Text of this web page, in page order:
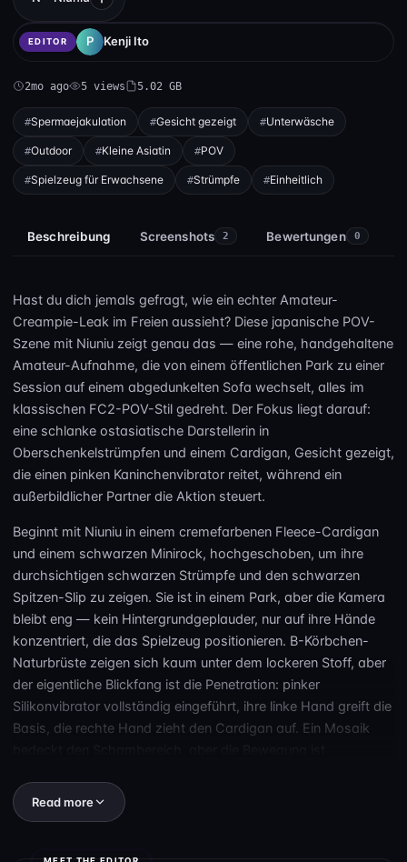
EDITOR Kenji Ito
2mo ago 5 views 5.02 GB
Spermaejakulation Gesicht gezeigt Unterwäsche
Outdoor Kleine Asiatin POV
Spielzeug für Erwachsene Strümpfe Einheitlich
Beschreibung Screenshots 2 Bewertungen 0
Hast du dich jemals gefragt, wie ein echter Amateur-
Creampie-Leak im Freien aussieht? Diese japanische POV-
Szene mit Niuniu zeigt genau das — eine rohe, handgehaltene
Amateur-Aufnahme, die von einem öffentlichen Park zu einer
Session auf einem abgedunkelten Sofa wechselt, alles im
klassischen FC2-POV-Stil gedreht. Der Fokus liegt darauf:
eine schlanke ostasiatische Darstellerin in
Oberschenkelstrümpfen und einem Cardigan, Gesicht gezeigt,
die einen pinken Kaninchenvibrator reitet, während ein
außerbildlicher Partner die Aktion steuert.
Beginnt mit Niuniu in einem cremefarbenen Fleece-Cardigan
und einem schwarzen Minirock, hochgeschoben, um ihre
durchsichtigen schwarzen Strümpfe und den schwarzen
Spitzen-Slip zu zeigen. Sie ist in einem Park, aber die Kamera
bleibt eng — kein Hintergrundgeplauder, nur auf ihre Hände
konzentriert, die das Spielzeug positionieren. B-Körbchen-
Naturbrüste zeigen sich kaum unter dem lockeren Stoff, aber
der eigentliche Blickfang ist die Penetration: pinker
Silikonvibrator vollständig eingeführt, ihre linke Hand greift die
Basis, die rechte Hand zieht den Cardigan auf. Ein Mosaik
Dann wechselt es — dieselbe Darstellerin, jetzt auf einem
Read more